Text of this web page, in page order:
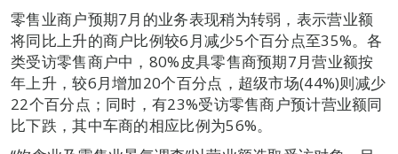
零售业商户预期7月的业务表现稍为转弱，表示营业额
将同比上升的商户比例较6月减少5个百分点至35%。各
类受访零售商户中，80%皮具零售商预期7月营业额按
年上升，较6月增加20个百分点，超级市场(44%)则减少
22个百分点；同时，有23%受访零售商户预计营业额同
比下跌，其中车商的相应比例为56%。